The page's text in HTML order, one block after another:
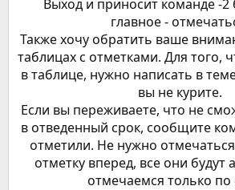
Выход и приносит команде -2
главное -
Также хочу обратить ваше
таблицах с отметками. Для того,
в таблице, нужно написать в
вы не курите.
Если вы переживаете, что не
в отведенный срок, сообщите
отметили. Не нужно отмечаться
отметку вперед, все они будут
отмечаемся только по